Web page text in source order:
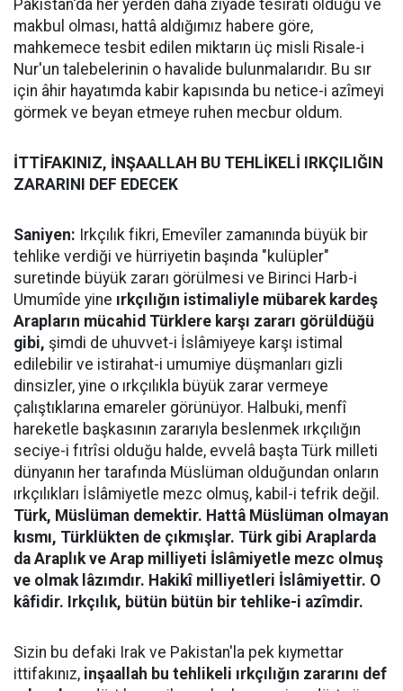
Pakistan'da her yerden daha ziyade tesiratı olduğu ve
makbul olması, hattâ aldığımız habere göre,
mahkemece tesbit edilen miktarın üç misli Risale-i
Nur'un talebelerinin o havalide bulunmalarıdır. Bu sır
için âhir hayatımda kabir kapısında bu netice-i azîmeyi
görmek ve beyan etmeye ruhen mecbur oldum.
İTTİFAKINIZ, İNŞAALLAH BU TEHLİKELİ IRKÇILIĞIN
ZARARINI DEF EDECEK
Saniyen: Irkçılık fikri, Emevîler zamanında büyük bir
tehlike verdiği ve hürriyetin başında "kulüpler"
suretinde büyük zararı görülmesi ve Birinci Harb-i
Umumîde yine ırkçılığın istimaliyle mübarek kardeş
Arapların mücahid Türklere karşı zararı görüldüğü
gibi, şimdi de uhuvvet-i İslâmiyeye karşı istimal
edilebilir ve istirahat-i umumiye düşmanları gizli
dinsizler, yine o ırkçılıkla büyük zarar vermeye
çalıştıklarına emareler görünüyor. Halbuki, menfî
hareketle başkasının zararıyla beslenmek ırkçılığın
seciye-i fıtrîsi olduğu halde, evvelâ başta Türk milleti
dünyanın her tarafında Müslüman olduğundan onların
ırkçılıkları İslâmiyetle mezc olmuş, kabil-i tefrik değil.
Türk, Müslüman demektir. Hattâ Müslüman olmayan
kısmı, Türklükten de çıkmışlar. Türk gibi Araplarda
da Araplık ve Arap milliyeti İslâmiyetle mezc olmuş
ve olmak lâzımdır. Hakikî milliyetleri İslâmiyettir. O
kâfidir. Irkçılık, bütün bütün bir tehlike-i azîmdir.
Sizin bu defaki Irak ve Pakistan'la pek kıymettar
ittifakınız, inşaallah bu tehlikeli ırkçılığın zararını def